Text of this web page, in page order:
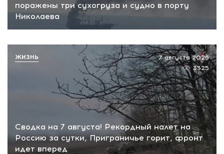
поражены три сухогруза и судно в порту
Николаева
Сводка на 7 августа! Рекордный налет на
Россию за сутки, Приграничье горит, фронт
идет вперед
7 августа 2026
3325
ЖИЗНЬ